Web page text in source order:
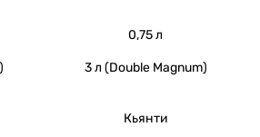
0,75 л
3 л (Double Magnum)
Кьянти